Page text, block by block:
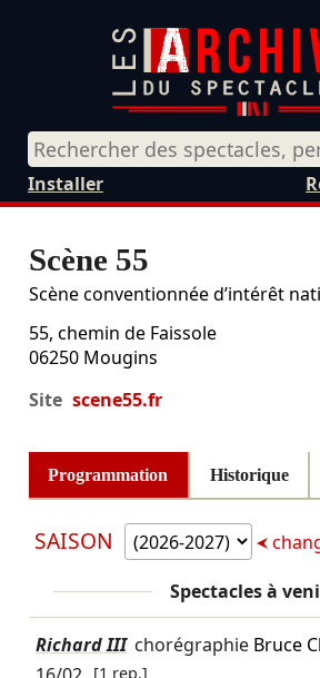
Installer
Scène 55
Scène conventionnée d’intérêt
55, chemin de Faissole
06250 Mougins
Site scene55.fr
Programmation Historique
SAISON
Spectacles à
Richard III chorégraphie Bruce
[1 rep.]